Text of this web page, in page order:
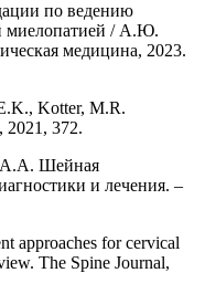
по ведению
миелопатией / А.Ю.
медицина, 2023.
Kotter, M.R.
2021, 372.
Шейная
и лечения. –
approaches for cervical
The Spine Journal,